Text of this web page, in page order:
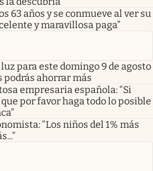
63 años y se conmueve al ver su
y maravillosa paga”
para este domingo 9 de agosto
podrás ahorrar más
empresaria española: “Si
por favor haga todo lo posible
“Los niños del 1% más